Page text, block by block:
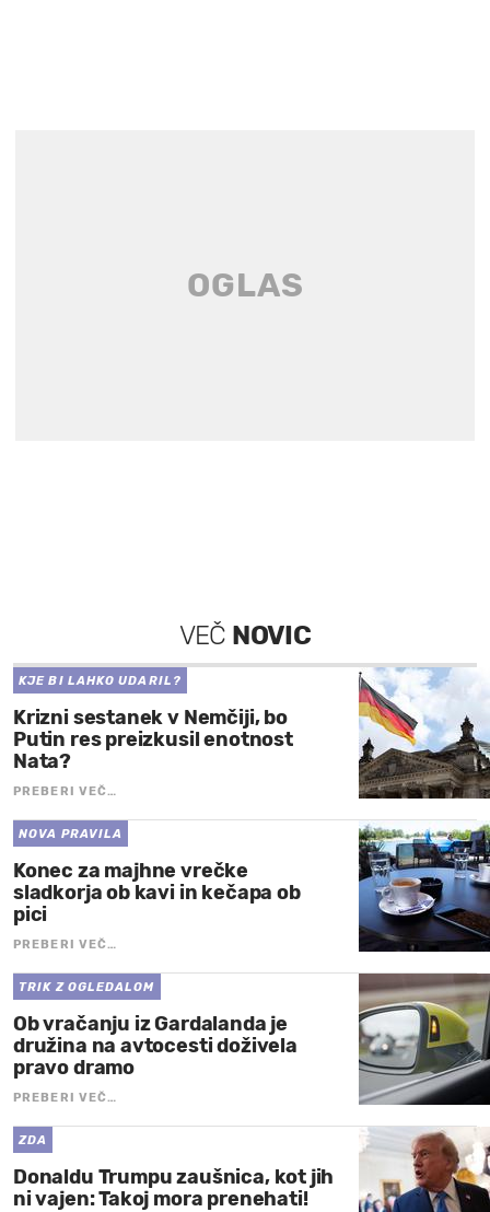
VEČ NOVIC
KJE BI LAHKO UDARIL?
Krizni sestanek v Nemčiji, bo
Putin res preizkusil enotnost
Nata?
PREBERI VEČ…
NOVA PRAVILA
Konec za majhne vrečke
sladkorja ob kavi in kečapa ob
pici
PREBERI VEČ…
TRIK Z OGLEDALOM
Ob vračanju iz Gardalanda je
družina na avtocesti doživela
pravo dramo
PREBERI VEČ…
ZDA
Donaldu Trumpu zaušnica, kot jih
ni vajen: Takoj mora prenehati!